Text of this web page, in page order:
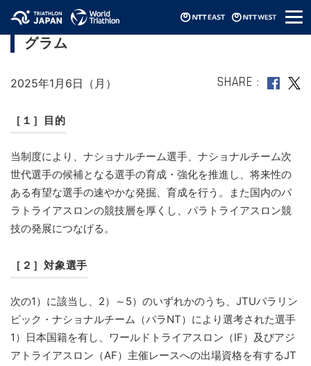
メ
ニ
2025年JTUパラリンピック・タレントプロ
グラム
2025年1月6日（月） SHARE
［１］目的
当制度により、ナショナルチーム選手、ナショナルチーム次
世代選手の候補となる選手の育成・強化を推進し、将来性の
ある有望な選手の速やかな発掘、育成を行う。また国内のパ
ラトライアスロンの競技層を厚くし、パラトライアスロン競
技の発展につなげる。
［２］対象選手
次の1）に該当し、2）～5）のいずれかのうち、JTUパラリン
ピック・ナショナルチーム（パラNT）により選考された選手
1）日本国籍を有し、ワールドトライアスロン（IF）及びアジ
アトライアスロン（AF）主催レースへの出場資格を有するJT